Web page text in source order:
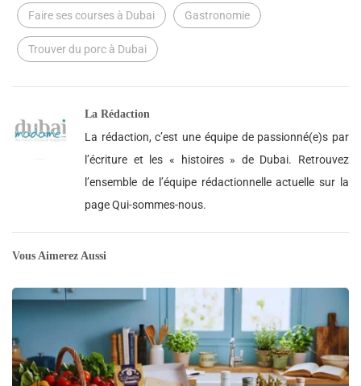
Faire ses courses à Dubai Gastronomie
Trouver du porc à Dubai
La Rédaction
La rédaction, c’est une équipe de passionné(e)s par
l’écriture et les « histoires » de Dubai. Retrouvez
l’ensemble de l’équipe rédactionnelle actuelle sur la
page Qui-sommes-nous.
Vous Aimerez Aussi